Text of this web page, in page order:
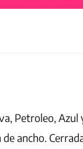
Petroleo,
ancho.